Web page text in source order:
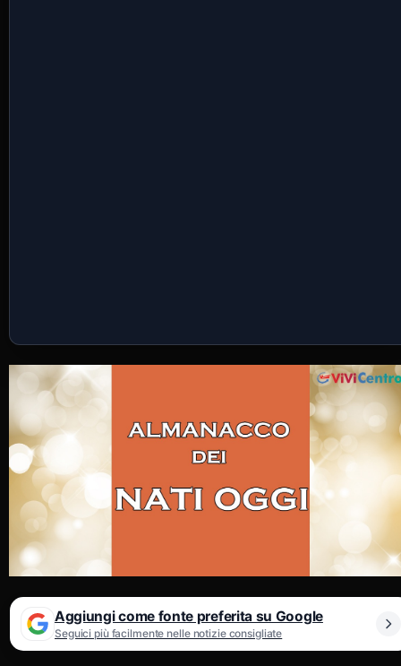
Aggiungi come fonte preferita su Google
Seguici più facilmente nelle notizie consigliate